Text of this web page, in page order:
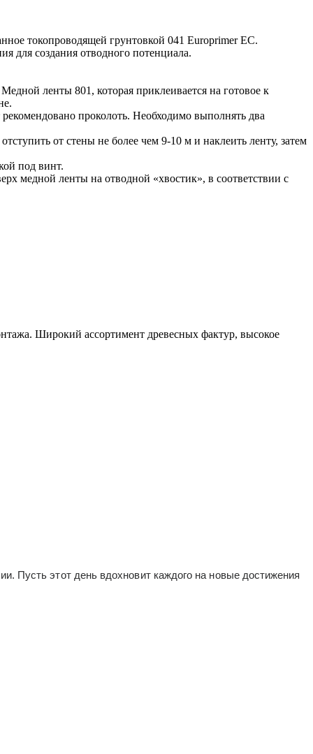
токопроводящей грунтовкой 041 Europrimer EC.
для создания отводного потенциала.
ленты 801, которая приклеивается на готовое к
проколоть. Необходимо выполнять два
от стены не более чем 9-10 м и наклеить ленту, затем
под винт.
медной ленты на отводной «хвостик», в соответствии с
Широкий ассортимент древесных фактур, высокое
Пусть этот день вдохновит каждого на новые достижения